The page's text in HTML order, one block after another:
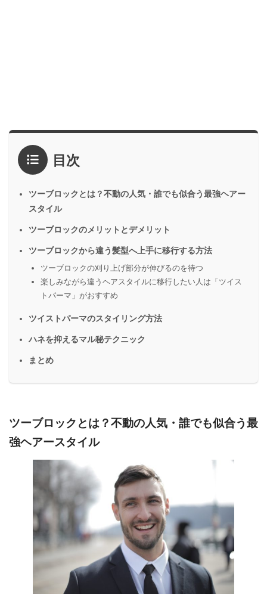
目次
ツーブロックとは？不動の人気・誰でも似合う最強ヘアー
スタイル
ツーブロックのメリットとデメリット
ツーブロックから違う髪型へ上手に移行する方法
ツーブロックの刈り上げ部分が伸びるのを待つ
楽しみながら違うヘアスタイルに移行したい人は「ツイス
トパーマ」がおすすめ
ツイストパーマのスタイリング方法
ハネを抑えるマル秘テクニック
まとめ
ツーブロックとは？不動の人気・誰でも似合う最
強ヘアースタイル